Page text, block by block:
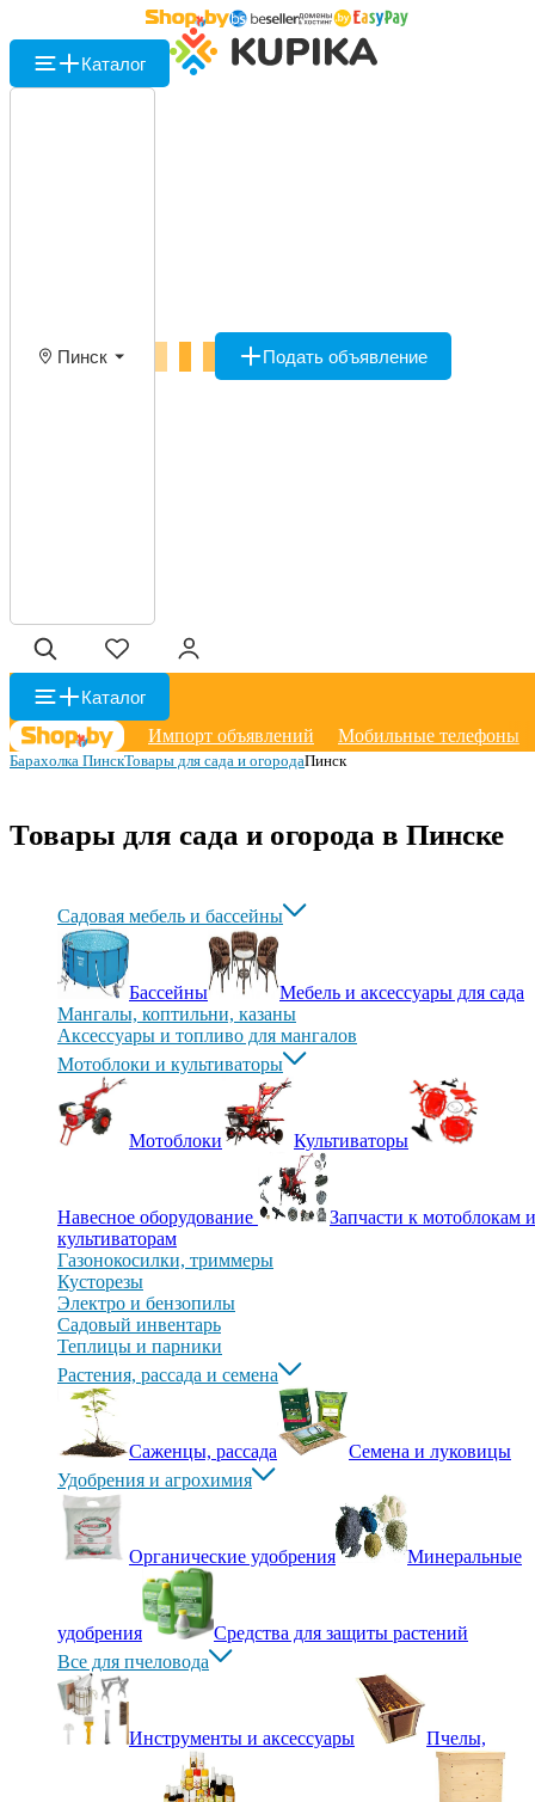
Каталог
Пинск Подать объявление
Каталог
Импорт объявлений
Мобильные телефоны
Барахолка ПинскТовары для сада и огородаПинск
Товары для сада и огорода в Пинске
Садовая мебель и бассейны
Бассейны
Мебель и аксессуары для сада
Мангалы, коптильни, казаны
Аксессуары и топливо для мангалов
Мотоблоки и культиваторы
Мотоблоки Культиваторы
Навесное оборудование
Запчасти к мотоблокам и
культиваторам
Газонокосилки, триммеры
Кусторезы
Электро и бензопилы
Садовый инвентарь
Теплицы и парники
Растения, рассада и семена
Саженцы, рассада
Семена и луковицы
Удобрения и агрохимия
Органические удобрения Минеральные
удобрения
Средства для защиты растений
Все для пчеловода
Инструменты и аксессуары Пчелы,